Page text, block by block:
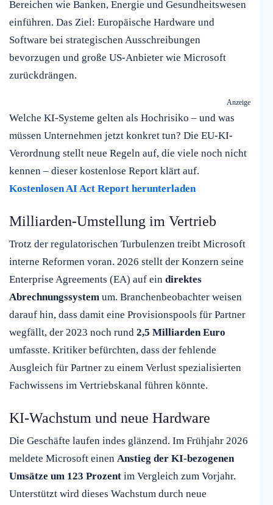
Bereichen wie Banken, Energie und Gesundheitswesen
einführen. Das Ziel: Europäische Hardware und
Software bei strategischen Ausschreibungen
bevorzugen und große US-Anbieter wie Microsoft
zurückdrängen.
Anzeige
Welche KI-Systeme gelten als Hochrisiko – und was
müssen Unternehmen jetzt konkret tun? Die EU-KI-
Verordnung stellt neue Regeln auf, die viele noch nicht
kennen – dieser kostenlose Report klärt auf.
Kostenlosen AI Act Report herunterladen
Milliarden-Umstellung im Vertrieb
Trotz der regulatorischen Turbulenzen treibt Microsoft
interne Reformen voran. 2026 stellt der Konzern seine
Enterprise Agreements (EA) auf ein direktes
Abrechnungssystem um. Branchenbeobachter weisen
darauf hin, dass damit eine Provisionspools für Partner
wegfällt, der 2023 noch rund 2,5 Milliarden Euro
umfasste. Kritiker befürchten, dass der fehlende
Ausgleich für Partner zu einem Verlust spezialisierten
Fachwissens im Vertriebskanal führen könnte.
KI-Wachstum und neue Hardware
Die Geschäfte laufen indes glänzend. Im Frühjahr 2026
meldete Microsoft einen Anstieg der KI-bezogenen
Umsätze um 123 Prozent im Vergleich zum Vorjahr.
Unterstützt wird dieses Wachstum durch neue